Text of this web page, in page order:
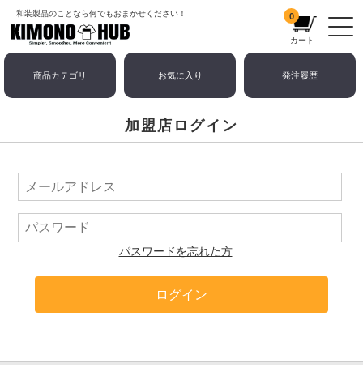
和装製品のことなら何でもおまかせください！ 0
カート
商品カテゴリ お気に入り 発注履歴
加盟店ログイン
パスワードを忘れた方